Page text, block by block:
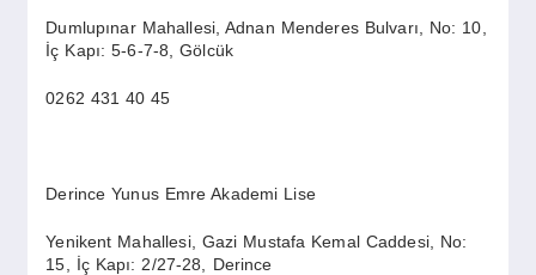
Dumlupınar Mahallesi, Adnan Menderes Bulvarı, No: 10,
İç Kapı: 5-6-7-8, Gölcük
0262 431 40 45
Derince Yunus Emre Akademi Lise
Yenikent Mahallesi, Gazi Mustafa Kemal Caddesi, No:
15, İç Kapı: 2/27-28, Derince